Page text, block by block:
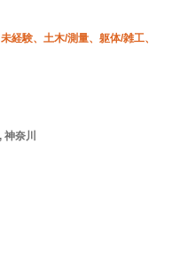
経験、土木/測量、躯体/雑工、
奈川